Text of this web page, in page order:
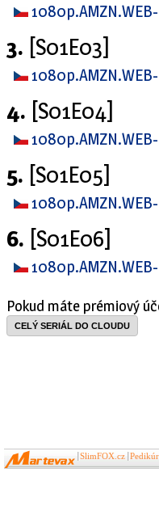
3. [S01E03]
4. [S01E04]
5. [S01E05]
6. [S01E06]
Pokud máte prémiový
CELÝ SERIÁL DO CLOUDU
SlimFOX.cz